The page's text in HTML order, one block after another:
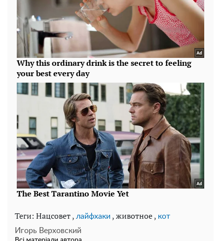
Теги: Нацсовет , лайфхаки , животное , кот
Игорь Верховский